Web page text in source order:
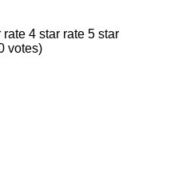
rate 4 star rate 5 star
votes)